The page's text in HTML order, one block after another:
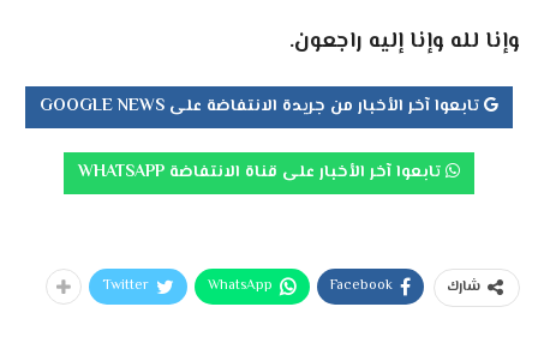
وإنا لله وإنا إليه راجعون.
تابعوا آخر الأخبار من جريدة الانتفاضة على GOOGLE NEWS
تابعوا آخر الأخبار على قناة الانتفاضة WHATSAPP
شارك Facebook
WhatsApp
Twitter